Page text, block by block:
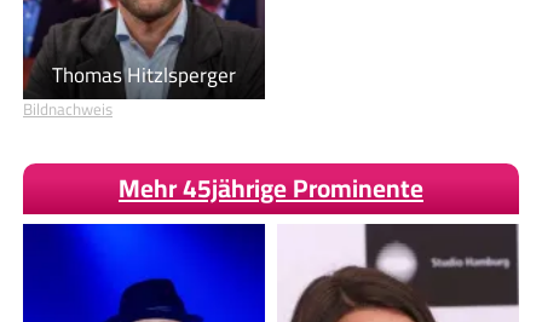
Thomas Hitzlsperger
Bildnachweis
Mehr 45jährige Prominente